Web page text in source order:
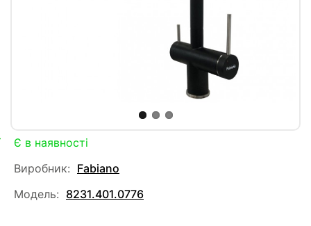
Є в наявності
Виробник: Fabiano
Модель: 8231.401.0776